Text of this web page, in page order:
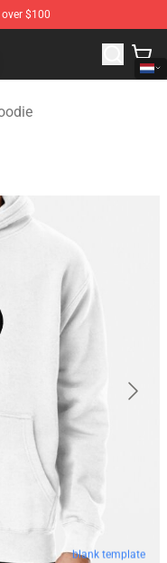
$100
Merchandise Shop
blank template